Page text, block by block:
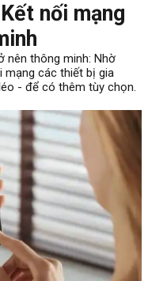
nối mạng
nên thông minh: Nhờ
mạng các thiết bị gia
- để có thêm tùy chọn.